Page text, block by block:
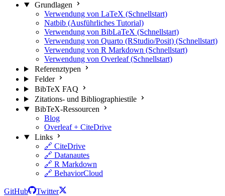
Grundlagen
Verwendung von LaTeX (Schnellstart)
Natbib (Ausführliches Tutorial)
Verwendung von BibLaTeX (Schnellstart)
Verwendung von Quarto (RStudio/Posit) (Schnellstart)
Verwendung von R Markdown (Schnellstart)
Verwendung von Overleaf (Schnellstart)
Referenztypen
Felder
BibTeX FAQ
Zitations- und Bibliographiestile
BibTeX-Ressourcen
Blog
Overleaf + CiteDrive
Links
🔗 CiteDrive
🔗 Datanautes
🔗 R Markdown
🔗 BehaviorCloud
GitHub
Twitter